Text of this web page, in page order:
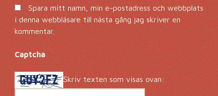
Spara mitt namn, min e-postadress och webbplats
i denna webbläsare till nästa gång jag skriver en
kommentar.
Captcha*
Skriv texten som visas ovan: